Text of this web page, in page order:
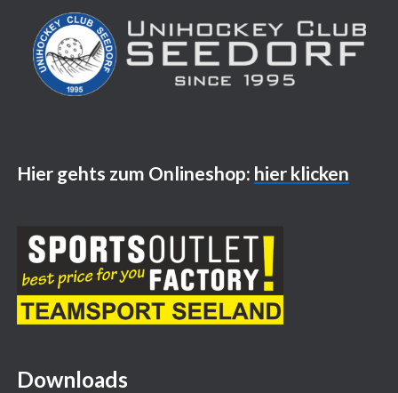
Hier gehts zum Onlineshop: hier klicken
Downloads